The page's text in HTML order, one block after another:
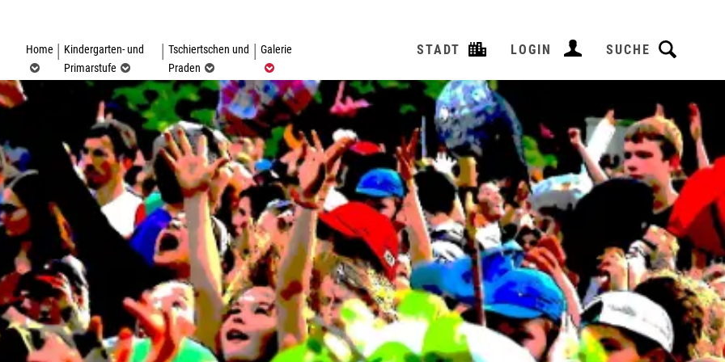
SUCHE
LOGIN
STADT
Home
Kindergarten- und
Primarstufe
Tschiertschen und
Praden
Galerie(ausgewählt)